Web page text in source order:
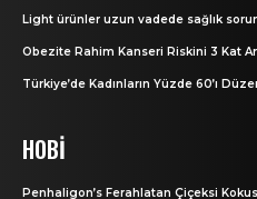
Light ürünler uzun vadede sağlık
Obezite Rahim Kanseri Riskini 3 Kat
Türkiye’de Kadınların Yüzde 60’ı
HOBI
Penhaligon’s Ferahlatan Çiçeksi